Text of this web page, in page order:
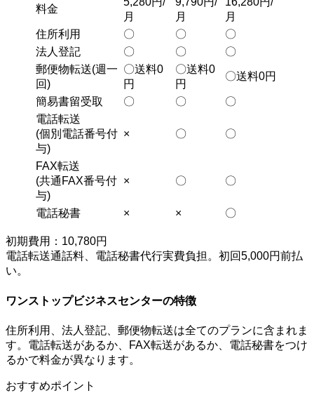
料金
月
月
月
住所利用
〇 〇
〇
法人登記
〇 〇
〇
郵便物転送(週一
回)
〇送料0
円
〇送料0
円
〇送料0円
簡易書留受取 〇 〇
〇
電話転送
(個別電話番号付
与)
× 〇 〇
FAX転送
(共通FAX番号付
与)
× 〇 〇
電話秘書 × × 〇
初期費用：10,780円
電話転送通話料、電話秘書代行実費負担。初回5,000円前払
い。
ワンストップビジネスセンターの特徴
住所利用、法人登記、郵便物転送は全てのプランに含まれま
す。電話転送があるか、FAX転送があるか、電話秘書をつけ
るかで料金が異なります。
おすすめポイント